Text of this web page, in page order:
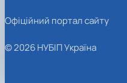
Офіційний портал сайту
© 2026 НУБІП Україна